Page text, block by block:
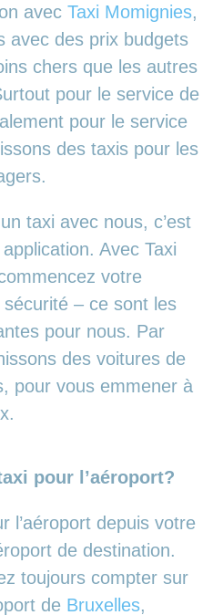
avec Taxi Momignies,
avec des prix budgets
chers que les autres
pour le service de
pour le service
des taxis pour les
taxi avec nous, c’est
Avec Taxi
votre
– ce sont les
pour nous. Par
des voitures de
pour vous emmener à
pour l’aéroport?
l’aéroport depuis votre
de destination.
toujours compter sur
de Bruxelles,